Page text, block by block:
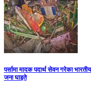
पर्सामा मादक पदार्थ सेवन गरेका
जना घाइते